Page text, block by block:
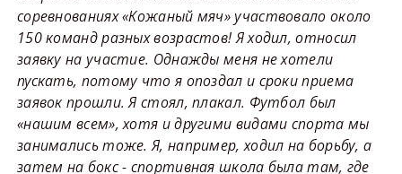
соревнованиях «Кожаный мяч» участвовало около
150 команд разных возрастов! Я ходил, относил
заявку на участие. Однажды меня не хотели
пускать, потому что я опоздал и сроки приема
заявок прошли. Я стоял, плакал. Футбол был
«нашим всем», хотя и другими видами спорта мы
занимались тоже. Я, например, ходил на борьбу, а
затем на бокс - спортивная школа была там, где